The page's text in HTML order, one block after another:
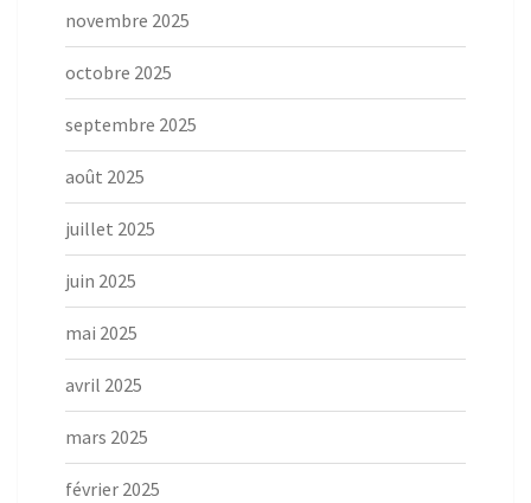
novembre 2025
octobre 2025
septembre 2025
août 2025
juillet 2025
juin 2025
mai 2025
avril 2025
mars 2025
février 2025